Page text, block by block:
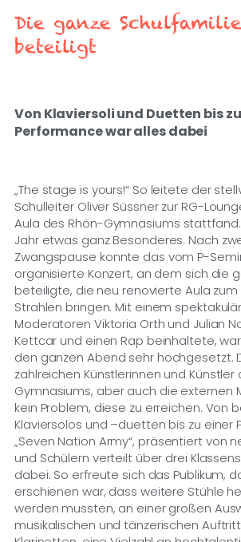
Die ganze
beteiligt
Von Klaviersoli und Duetten bis
Performance war alles dabei
„The stage is yours!“ So leitete der
Schulleiter Oliver Süssnerzur RG-
Aula des Rhön-Gymnasiums
Jahr etwas ganz Besonderes. Nach
Zwangspause konnte das vom P-
organisierte Konzert, an dem sich die
beteiligte, die neu renovierte Aula
Strahlen bringen. Mit einem
Moderatoren Viktoria Orth und Julian
Kettcar und einen Rap beinhaltete,
den ganzen Abend sehr hochgesetzt.
zahlreichen Künstlerinnen und Künstler
Gymnasiums, aber auch die externen
kein Problem, diese zu erreichen. Von
Klaviersolos und –duetten bis zu einer
„Seven Nation Army“, präsentiert von
und Schülern verteilt über drei
dabei. So erfreute sich das Publikum,
erschienen war, dass weitere Stühle
werden mussten, an einer großen
musikalischen und tänzerischen